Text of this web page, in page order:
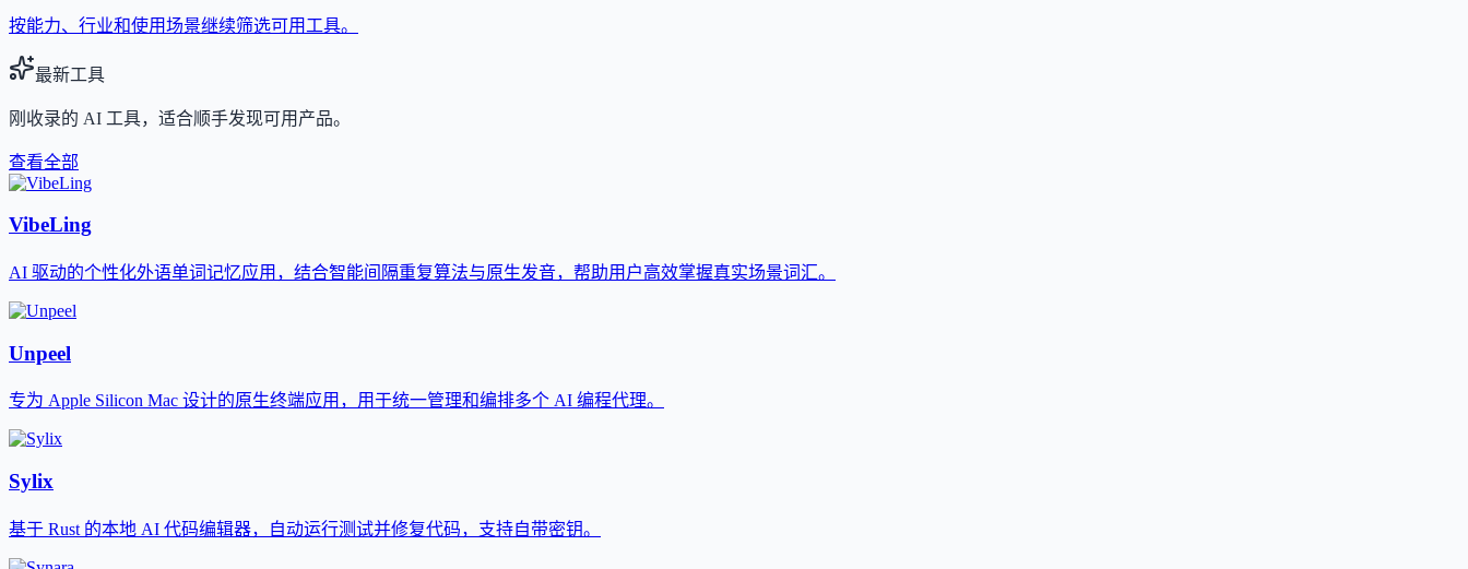
按能力、行业和使用场景继续筛选可用工具。
最新工具
刚收录的 AI 工具，适合顺手发现可用产品。
查看全部
VibeLing
AI 驱动的个性化外语单词记忆应用，结合智能间隔重复算法与原生发音，帮助用户高效掌握真实场景词汇。
Unpeel
专为 Apple Silicon Mac 设计的原生终端应用，用于统一管理和编排多个 AI 编程代理。
Sylix
基于 Rust 的本地 AI 代码编辑器，自动运行测试并修复代码，支持自带密钥。